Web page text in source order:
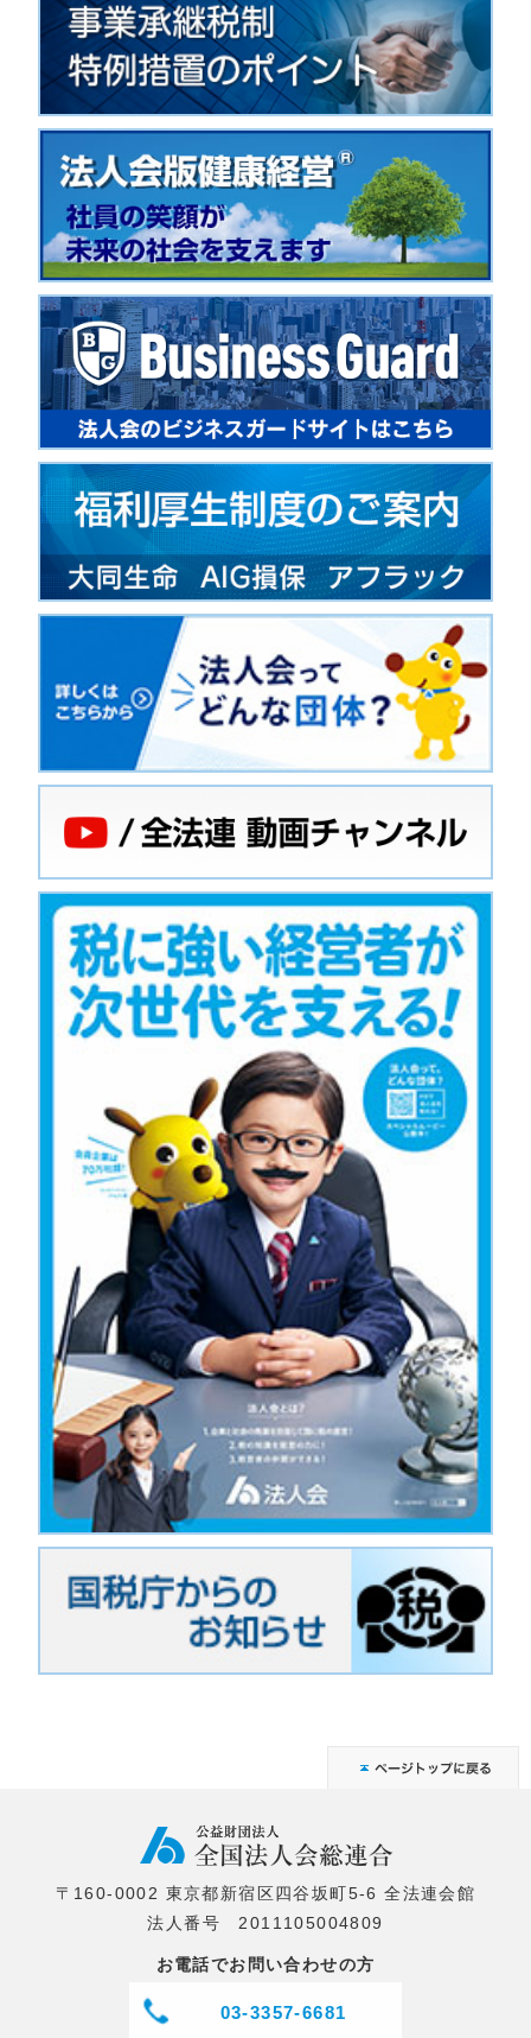
〒160-0002 東京都新宿区四谷坂町5-6 全法連会館
法人番号 2011105004809
お電話でお問い合わせの方
03-3357-6681